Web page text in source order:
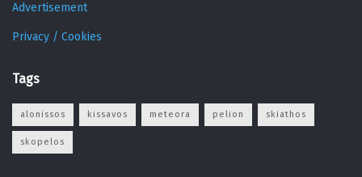
Advertisement
Privacy / Cookies
Tags
alonissos kissavos meteora pelion skiathos
skopelos